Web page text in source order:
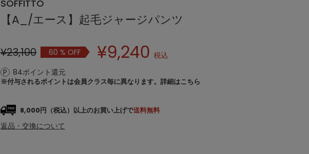
SOFFITTO
【A_/エース】起毛ジャージパンツ
¥23,100 60 % OFF ¥9,240 税込
84ポイント還元
※付与されるポイントは会員クラス毎に異なります。 詳細はこちら
8,000円（税込）以上のお買い上げで送料無料
返品・交換について